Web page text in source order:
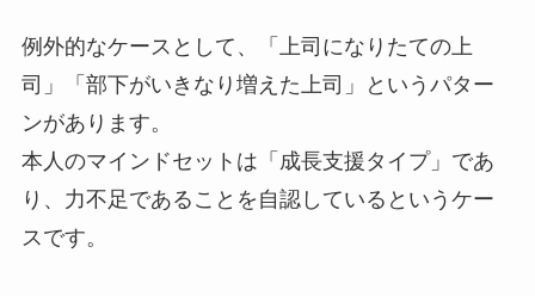
例外的なケースとして、「上司になりたての上
司」「部下がいきなり増えた上司」というパター
ンがあります。
本人のマインドセットは「成長支援タイプ」であ
り、力不足であることを自認しているというケー
スです。